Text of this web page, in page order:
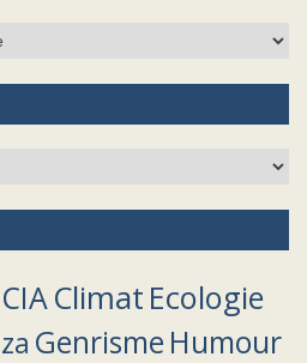
CIAClimat Ecologie
Genrisme Humour